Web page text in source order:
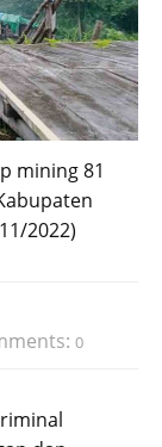
mining 81
2022)
0